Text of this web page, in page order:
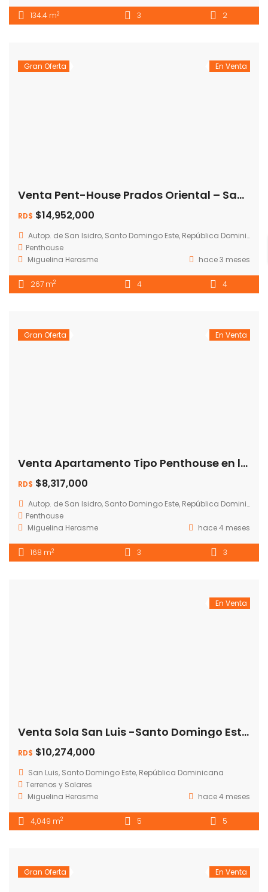
134.4 m2 3 2
Gran Oferta En Venta
Venta Pent-House Prados Oriental – Santo Domingo Este -Precio: RD$ 14,952,762.50
RD$ $14,952,000
Autop. de San Isidro, Santo Domingo Este, República Dominicana
Penthouse
Miguelina Herasme
hace 3 meses
267 m2 4 4
Gran Oferta En Venta
Venta Apartamento Tipo Penthouse en la Autopista San Isidro – Las Cayenas 💰 Precio: RD$ 8,317,234.52
RD$ $8,317,000
Autop. de San Isidro, Santo Domingo Este, República Dominicana
Penthouse
Miguelina Herasme
hace 4 meses
168 m2 3 3
En Venta
Venta Sola San Luis -Santo Domingo Este💰 Precio: RD$ 10,274,000
RD$ $10,274,000
San Luis, Santo Domingo Este, República Dominicana
Terrenos y Solares
Miguelina Herasme
hace 4 meses
4,049 m2 5 5
Gran Oferta En Venta